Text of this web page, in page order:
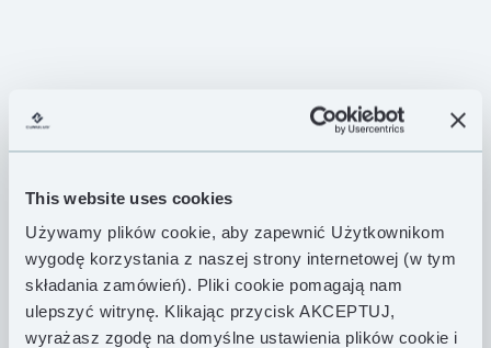
This website uses cookies
Używamy plików cookie, aby zapewnić Użytkownikom
wygodę korzystania z naszej strony internetowej (w tym
składania zamówień). Pliki cookie pomagają nam
ulepszyć witrynę. Klikając przycisk AKCEPTUJ,
wyrażasz zgodę na domyślne ustawienia plików cookie i